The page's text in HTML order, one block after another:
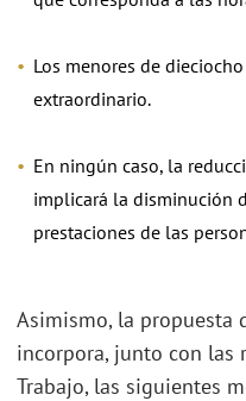
Los menores de
extraordinario.
En ningún caso, la
implicará la disminución
prestaciones de las
Asimismo, la propuesta
incorpora, junto con las
Trabajo, las siguientes